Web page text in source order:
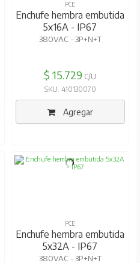
PCE
Enchufe hembra embutida
5x16A - IP67
380VAC - 3P+N+T
$ 15.729 C/U
SKU: 410130070
Agregar
PCE
Enchufe hembra embutida
5x32A - IP67
380VAC - 3P+N+T